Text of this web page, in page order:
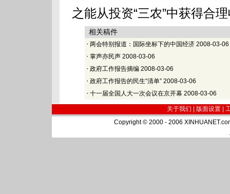
之能从投资“三农”中获得合
相关稿件
· 两会特别报道：国际坐标下的中国经济 2008-03-06
· 掌声亦民声 2008-03-06
· 政府工作报告摘编 2008-03-06
· 政府工作报告的民生“清单” 2008-03-06
· 十一届全国人大一次会议在京开幕 2008-03-06
关于我们 | 版面设置
Copyright © 2000 - 2006